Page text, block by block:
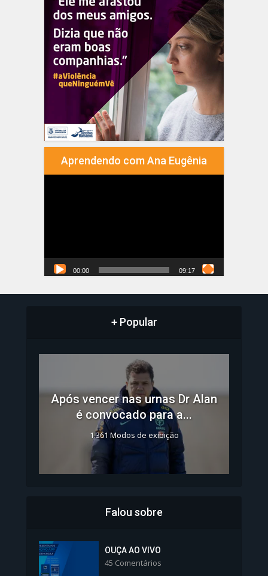
Aprendendo com Ana Eugênia
00:00 09:17
+ Popular
Após vencer nas urnas Dr Alan
é convocado para a...
1.361 Modos de exibição
Colégios da Polícia...
Falou sobre
OUÇA AO VIVO
45 Comentários